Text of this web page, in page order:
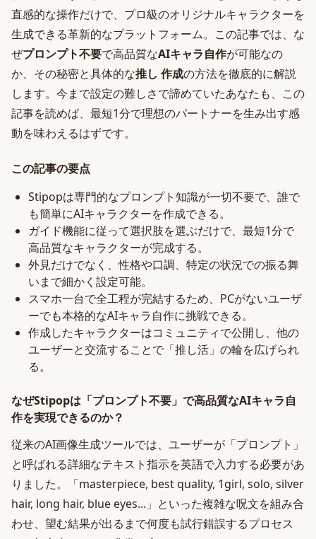
直感的な操作だけで、プロ級のオリジナルキャラクターを
生成できる革新的なプラットフォーム。この記事では、な
ぜプロンプト不要で高品質なAIキャラ自作が可能なの
か、その秘密と具体的な推し 作成の方法を徹底的に解説
します。今まで設定の難しさで諦めていたあなたも、この
記事を読めば、最短1分で理想のパートナーを生み出す感
動を味わえるはずです。
この記事の要点
Stipopは専門的なプロンプト知識が一切不要で、誰で
も簡単にAIキャラクターを作成できる。
ガイド機能に従って選択肢を選ぶだけで、最短1分で
高品質なキャラクターが完成する。
外見だけでなく、性格や口調、特定の状況での振る舞
いまで細かく設定可能。
スマホ一台で全工程が完結するため、PCがないユーザ
ーでも本格的なAIキャラ自作に挑戦できる。
作成したキャラクターはコミュニティで公開し、他の
ユーザーと交流することで「推し活」の輪を広げられ
る。
なぜStipopは「プロンプト不要」で高品質なAIキャラ自
作を実現できるのか？
従来のAI画像生成ツールでは、ユーザーが「プロンプト」
と呼ばれる詳細なテキスト指示を英語で入力する必要があ
りました。「masterpiece, best quality, 1girl, solo, silver
hair, long hair, blue eyes...」といった複雑な呪文を組み合
わせ、望む結果が出るまで何度も試行錯誤するプロセス